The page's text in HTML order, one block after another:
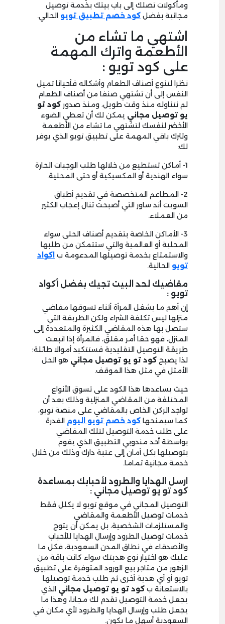
ومأكولات تصلك إلى باب بيتك بخدمة توصيل
مجانية بفضل كود خصم تطبيق تويو الحالي.
اشتهي ما تشاء من
الأطعمة واترك المهمة
على كود تويو :
نظرا لتنوع أصناف الطعام وأشكاله فأحيانا تميل
النفس إلى أن تشتهي صنفا من أصناف الطعام
لم نتناوله منذ وقت طويل، ومنذ صدور كود تو
يو توصيل مجاني يمكن لك أن تعطي الضوء
الأخضر لنفسك لتشتهي ما تشاء من الأطعمة
وتترك باقي المهمة على تطبيق تويو الذي يوفر
لك:
1- أماكن تستطيع من خلالها طلب الوجبات الحارة
سواء الهندية أو المكسيكية أو حتى المحلية.
2- المطاعم المتخصصة في تقديم أطباق
السويت أند ساور التي أصبحت تنال إعجاب الكثير
من العملاء.
3- الأماكن الخاصة بتقديم أصناف الحلى سواء
المحلية أو العالمية والتي ستتمكن من طلبها
والاستمتاع بخدمة توصيلها المدعومة ب اكواد
تويو الحالية.
مقاضيك لحد البيت تجيك بفضل أكواد
تويو :
إن أهم ما يشغل المرأة أثناء تسوقها مقاضي
منزلها ليس تكلفة الشراء ولكن الطريقة التي
ستصل بها هذه المقاضي الكثيرة والمتعددة إلى
المنزل، فهو حقا أمر مقلق، فالمرأة إذا اتبعت
طريقة التوصيل التقليدية فستتكبد أموالا طائلة؛
لذا يصبح كود تو يو توصيل مجاني هو الحل
الأمثل في مثل هذا الموقف.
حيث يساعدها هذا الكود على تسوق الأنواع
المختلفة من المقاضي المنزلية وذلك بعد أن
تواجد الركن الخاص بالمقاضي على منصة تويو،
كما سيمنحها كود خصم تويو اليوم القدرة
على طلب خدمة التوصيل لتلك المقاضي
بواسطة أحد مندوبي التطبيق الذي يقوم
بتوصيلها بكل أمان إلى عتبة دارك وذلك من خلال
خدمة مجانية تماما.
ارسل الهدايا والطرود لأحبابك بمساعدة
كود تو يو توصيل مجاني :
التوصيل المجاني في موقع تويو لا يكلل فقط
خدمات توصيل الأطعمة والمقاضي
والمستلزمات الشخصية، بل يمكن أن يتوج
خدمات توصيل الطرود وإرسال الهدايا للأحباب
والأصدقاء في نطاق المدن السعودية، فكل ما
عليك هو اختيار نوع هديتك سواء كانت باقة من
الزهور من متاجر بيع الورود المتوفرة على تطبيق
تويو أو أي هدية أخرى ثم طلب خدمة توصيلها
بالاستعانة ب كود تو يو توصيل مجاني الذي
يجعل خدمة التوصيل تقدم لك مجانا، وهذا ما
يجعل طلب وإرسال الهدايا والطرود لأي مكان في
السعودية أسهل ما يكون.